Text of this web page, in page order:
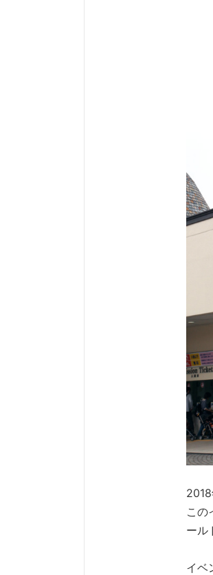
この
ール
イベ